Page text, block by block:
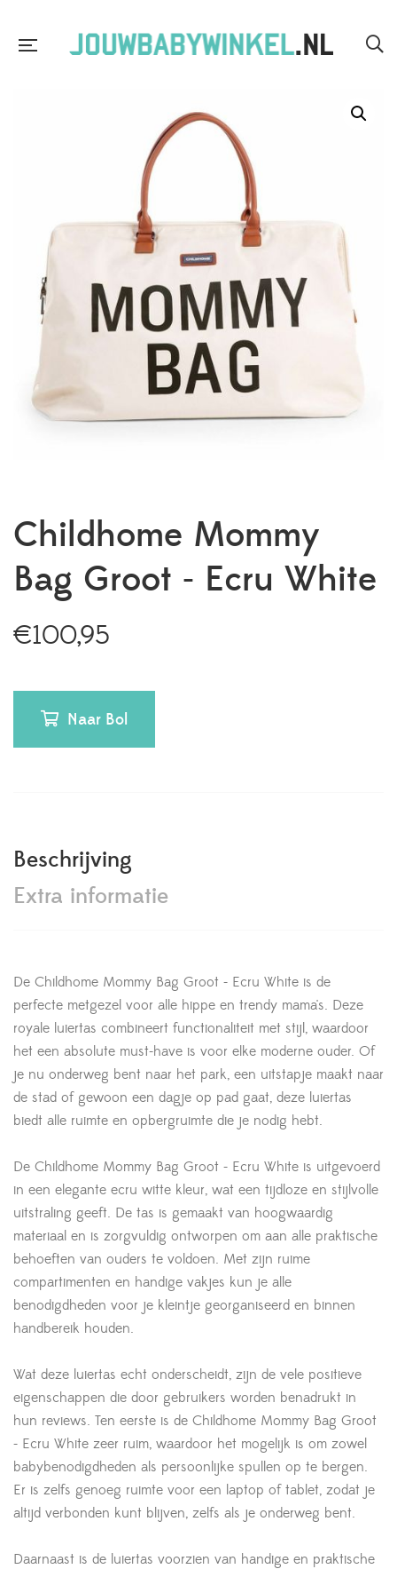
Childhome Mommy
Bag Groot - Ecru White
€100,95
Naar Bol
Beschrijving
Extra informatie
De Childhome Mommy Bag Groot - Ecru White is de
perfecte metgezel voor alle hippe en trendy mama's. Deze
royale luiertas combineert functionaliteit met stijl, waardoor
het een absolute must-have is voor elke moderne ouder. Of
je nu onderweg bent naar het park, een uitstapje maakt naar
de stad of gewoon een dagje op pad gaat, deze luiertas
biedt alle ruimte en opbergruimte die je nodig hebt.
De Childhome Mommy Bag Groot - Ecru White is uitgevoerd
in een elegante ecru witte kleur, wat een tijdloze en stijlvolle
uitstraling geeft. De tas is gemaakt van hoogwaardig
materiaal en is zorgvuldig ontworpen om aan alle praktische
behoeften van ouders te voldoen. Met zijn ruime
compartimenten en handige vakjes kun je alle
benodigdheden voor je kleintje georganiseerd en binnen
handbereik houden.
Wat deze luiertas echt onderscheidt, zijn de vele positieve
eigenschappen die door gebruikers worden benadrukt in
hun reviews. Ten eerste is de Childhome Mommy Bag Groot
- Ecru White zeer ruim, waardoor het mogelijk is om zowel
babybenodigdheden als persoonlijke spullen op te bergen.
Er is zelfs genoeg ruimte voor een laptop of tablet, zodat je
altijd verbonden kunt blijven, zelfs als je onderweg bent.
Daarnaast is de luiertas voorzien van handige en praktische